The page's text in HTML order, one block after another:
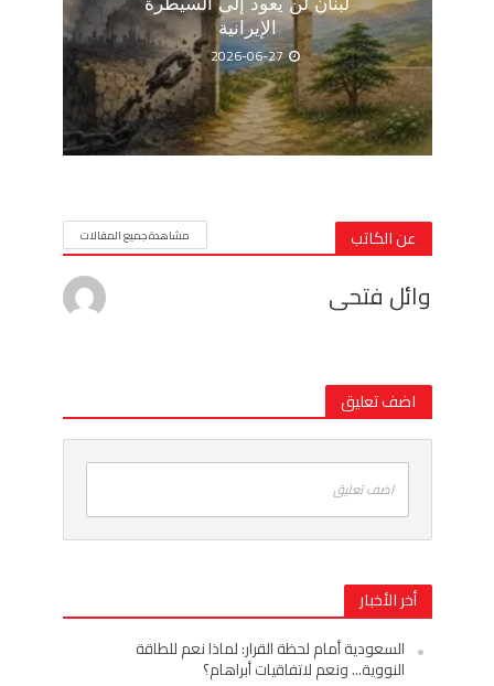
الإيرانية
2026-06-27
عن الكاتب مشاهدة جميع المقالات
وائل فتحى
اضف تعليق
اضف تعليق
أخر الأخبار
السعودية أمام لحظة القرار: لماذا نعم للطاقة
النووية… ونعم لاتفاقيات أبراهام؟